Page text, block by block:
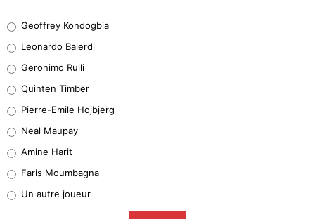
38%
32%
5%
1%
9%
Geoffrey Kondogbia
Leonardo Balerdi
Geronimo Rulli
Quinten Timber
Pierre-Emile Hojbjerg
Neal Maupay
Amine Harit
Faris Moumbagna
Un autre joueur